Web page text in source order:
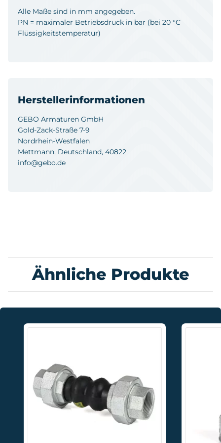
Alle Maße sind in mm angegeben.
PN = maximaler Betriebsdruck in bar (bei 20 °C
Flüssigkeitstemperatur)
Herstellerinformationen
GEBO Armaturen GmbH
Gold-Zack-Straße 7-9
Nordrhein-Westfalen
Mettmann, Deutschland, 40822
info@gebo.de
Ähnliche Produkte